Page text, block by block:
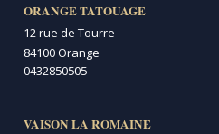
ORANGE TATOUAGE
12 rue de Tourre
84100 Orange
0432850505
VAISON LA ROMAINE